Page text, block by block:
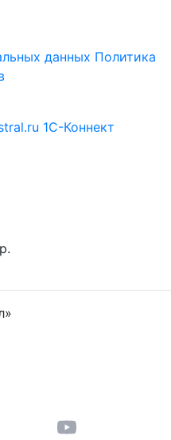
данных Политика
1С-Коннект